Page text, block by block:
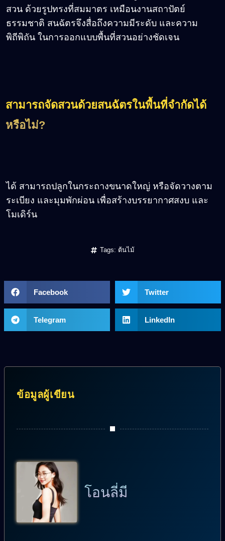
สวน ด้วยรูปทรงที่สมมาตร เหมือนงานสถาปัตย์
ธรรมชาติ สนฉัตรจึงสื่อถึงความมีระดับ และความ
พิถีพิถัน ในการออกแบบพื้นที่สวนอย่างชัดเจน
สามารถจัดสวนด้วยสนฉัตรในพื้นที่จำกัดได้
หรือไม่?
ได้ สามารถปลูกในกระถางขนาดใหญ่ หรือจัดวางตาม
ระเบียง และมุมพักผ่อน เพื่อสร้างบรรยากาศสงบ และ
โมเดิร์น
Tags: ต้นไม้
Facebook Twitter
Telegram LinkedIn
ข้อมูลผู้เขียน
โอนลี่มี